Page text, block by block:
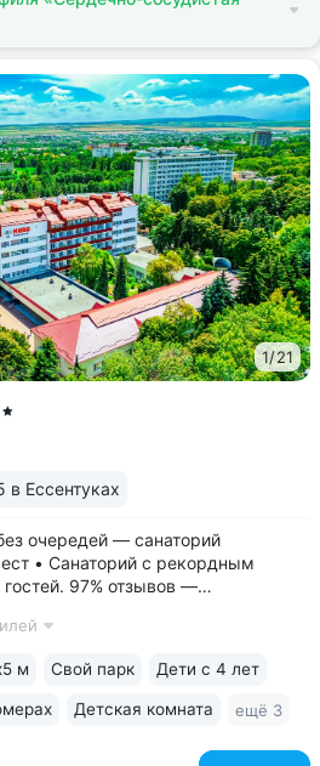
1/21
в Ессентуках
очередей — санаторий
• Санаторий с рекордным
97% отзывов —
и бюветов минеральной
м Свой парк Дети с 4 лет
Детская комната ещё 3